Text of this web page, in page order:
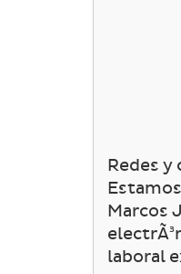
Redes y
Marcos
laboral